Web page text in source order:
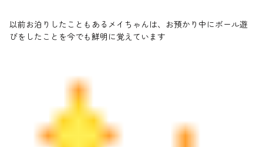
以前お泊りしたこともあるメイちゃんは、お預かり中にボール遊
びをしたことを今でも鮮明に覚えています